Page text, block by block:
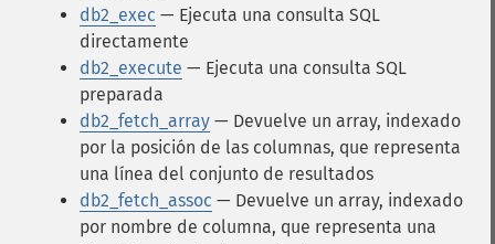
db2_exec — Ejecuta una consulta SQL
directamente
db2_execute — Ejecuta una consulta SQL
preparada
db2_fetch_array — Devuelve un array, indexado
por la posición de las columnas, que representa
una línea del conjunto de resultados
db2_fetch_assoc — Devuelve un array, indexado
por nombre de columna, que representa una